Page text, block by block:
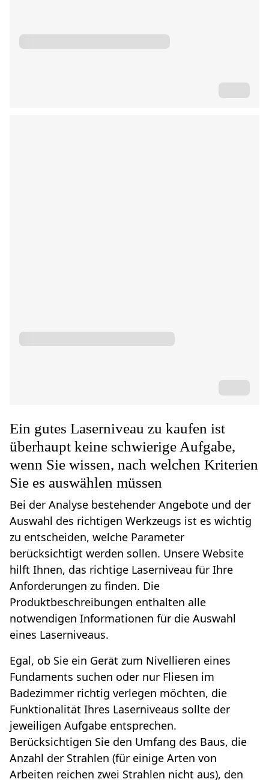
Ein gutes Laserniveau zu kaufen ist
überhaupt keine schwierige Aufgabe,
wenn Sie wissen, nach welchen Kriterien
Sie es auswählen müssen
Bei der Analyse bestehender Angebote und der
Auswahl des richtigen Werkzeugs ist es wichtig
zu entscheiden, welche Parameter
berücksichtigt werden sollen. Unsere Website
hilft Ihnen, das richtige Laserniveau für Ihre
Anforderungen zu finden. Die
Produktbeschreibungen enthalten alle
notwendigen Informationen für die Auswahl
eines Laserniveaus.
Egal, ob Sie ein Gerät zum Nivellieren eines
Fundaments suchen oder nur Fliesen im
Badezimmer richtig verlegen möchten, die
Funktionalität Ihres Laserniveaus sollte der
jeweiligen Aufgabe entsprechen.
Berücksichtigen Sie den Umfang des Baus, die
Anzahl der Strahlen (für einige Arten von
Arbeiten reichen zwei Strahlen nicht aus), den